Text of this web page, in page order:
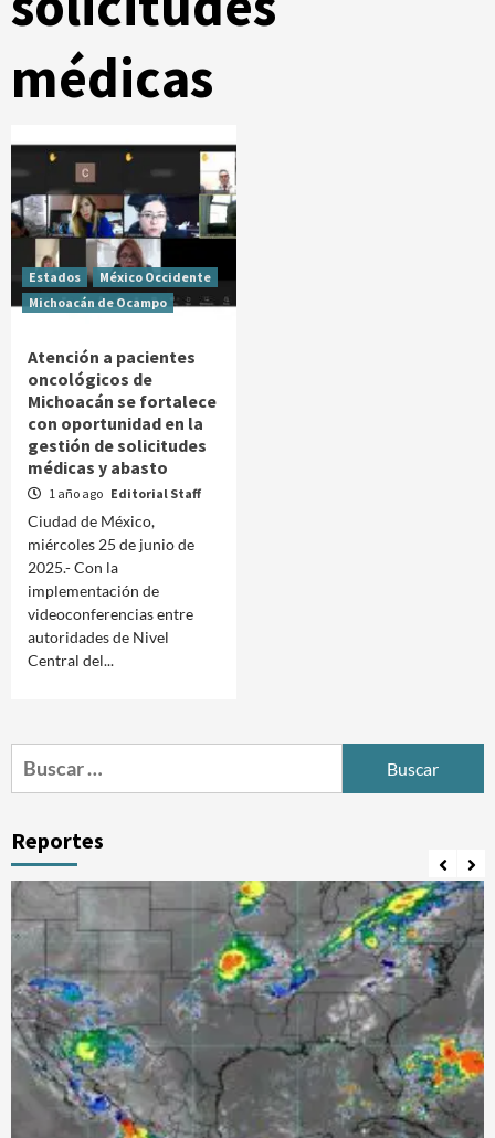
médicas
Estados
México Occidente
Michoacán de Ocampo
Atención a pacientes
oncológicos de
Michoacán se fortalece
con oportunidad en la
gestión de solicitudes
médicas y abasto
1 año ago Editorial Staff
Ciudad de México,
miércoles 25 de junio de
2025.- Con la
implementación de
videoconferencias entre
autoridades de Nivel
Central del...
Buscar:
Reportes